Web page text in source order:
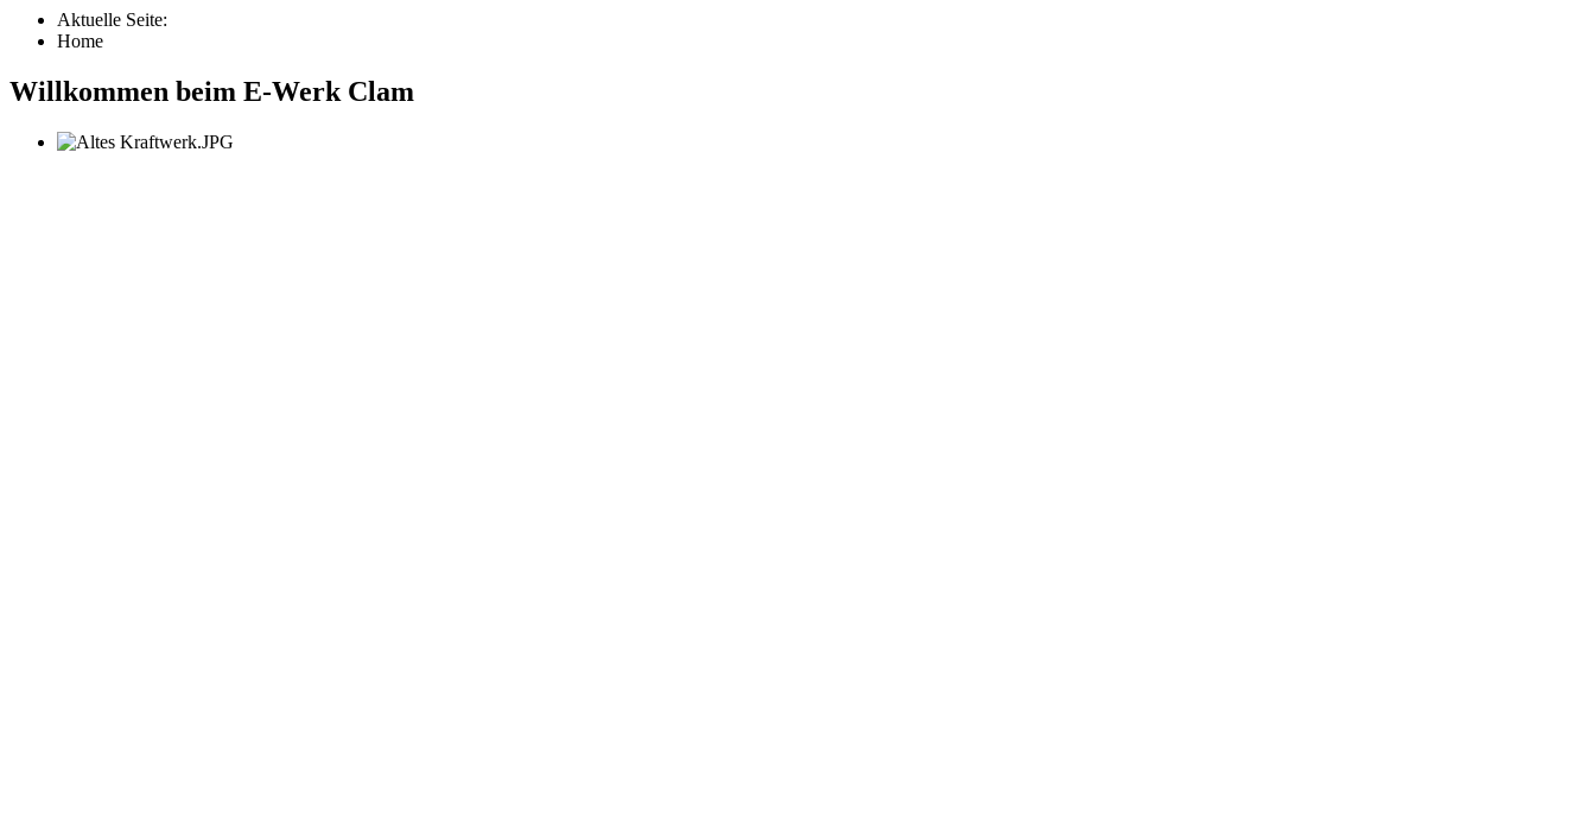
Aktuelle Seite:
Home
Willkommen beim E-Werk Clam